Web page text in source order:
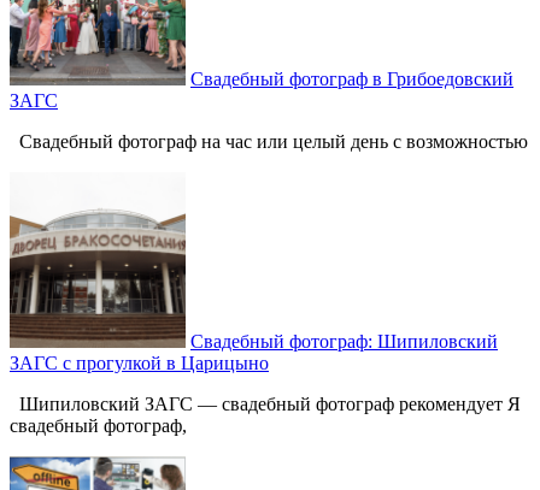
Свадебный фотограф в Грибоедовский
ЗАГС
Свадебный фотограф на час или целый день с возможностью
Свадебный фотограф: Шипиловский
ЗАГС с прогулкой в Царицыно
Шипиловский ЗАГС — свадебный фотограф рекомендует Я
свадебный фотограф,